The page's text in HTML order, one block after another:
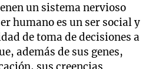
un sistema nervioso
humano es un ser social y
de toma de decisiones a
además de sus genes,